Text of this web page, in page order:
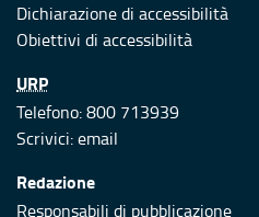
Dichiarazione di accessibilità
Obiettivi di accessibilità
URP
Telefono: 800 713939
Scrivici:email
Redazione
Responsabili di pubblicazione